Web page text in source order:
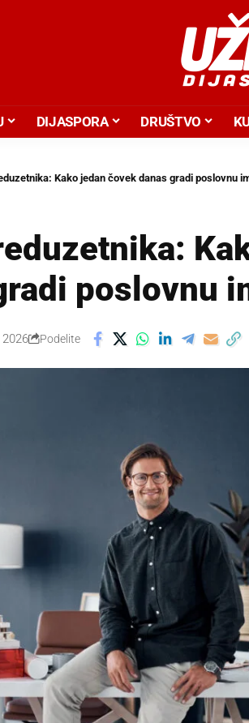
DIJASPORA DRUŠTVO
Kako jedan čovek danas gradi poslovnu
poslovnu
2026 Podelite